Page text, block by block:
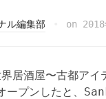
ル編集部 on
居酒屋〜古都ア
ープンしたと、